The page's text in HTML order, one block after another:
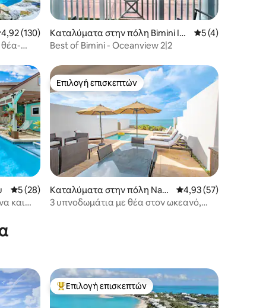
βαθμολογία: 4,92 στα 5, 130 κριτικές
4,92 (130)
θέα-
Καταλύματα στην πόλη Bimini Isl
ands
Μέση
5 (4)
Best of Bimini - Oceanview 2|2
Μέση βαθμολογία: 5 στα 5, 28 κριτικές
5 (28)
και
Επιλογή επισκεπτών
Επιλογή επισκεπτών
Καταλύματα στην πόλη Nass
au
Μέση βαθμολογία:
4,93 (57)
3 υπνοδωμάτια με θέα στον ωκεανό,
Κορυφαία επιλογή επισκεπτών
Επιλογή επισκεπτών